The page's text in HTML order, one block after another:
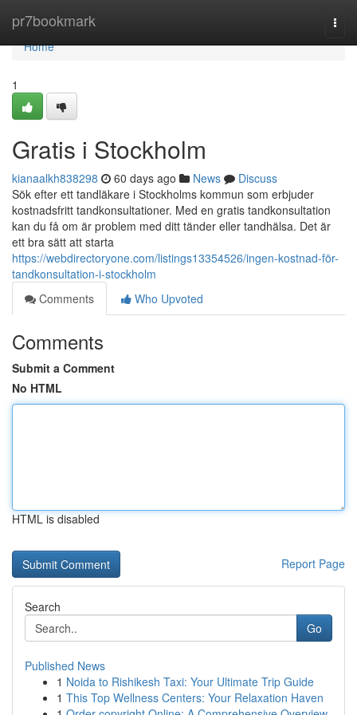
pr7bookmark
Home
Home
1
Gratis i Stockholm
kianaalkh838298 60 days ago News
Discuss
Sök efter ett tandläkare i Stockholms kommun som erbjuder
kostnadsfritt tandkonsultationer. Med en gratis tandkonsultation
kan du få om är problem med ditt tänder eller tandhälsa. Det är
ett bra sätt att starta
https://webdirectoryone.com/listings13354526/ingen-kostnad-för-
tandkonsultation-i-stockholm
Comments
Who Upvoted
Comments
Submit a Comment
No HTML
HTML is disabled
Report Page
Search
Go
Published News
1 Noida to Rishikesh Taxi: Your Ultimate Trip Guide
1 This Top Wellness Centers: Your Relaxation Haven